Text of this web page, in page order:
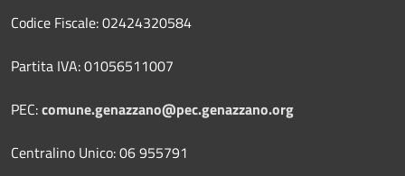
Codice Fiscale: 02424320584
Partita IVA: 01056511007
PEC:comune.genazzano@pec.genazzano.org
Centralino Unico: 06 955791